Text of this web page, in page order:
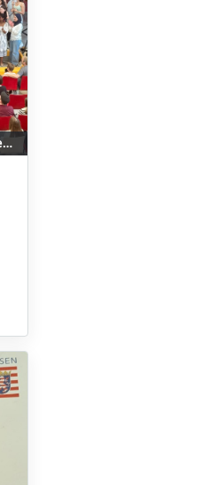
Der Sommerball „Sommernachtstraum“ endet mit einem gemeinsamen Finale auf der Bühne.